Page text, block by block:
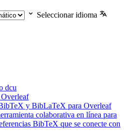
Seleccionar idioma
dcu
y BibLaTeX para Overleaf
colaborativa en línea para
BibTeX que se conecte con